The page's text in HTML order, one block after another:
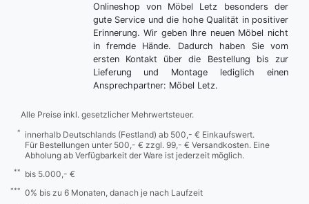
Onlineshop von Möbel Letz besonders der
gute Service und die hohe Qualität in positiver
Erinnerung. Wir geben Ihre neuen Möbel nicht
in fremde Hände. Dadurch haben Sie vom
ersten Kontakt über die Bestellung bis zur
Lieferung und Montage lediglich einen
Ansprechpartner: Möbel Letz.
Alle Preise inkl. gesetzlicher Mehrwertsteuer.
*
innerhalb Deutschlands (Festland) ab 500,- € Einkaufswert.
Für Bestellungen unter 500,- € zzgl. 99,- € Versandkosten. Eine
Abholung ab Verfügbarkeit der Ware ist jederzeit möglich.
** bis 5.000,- €
*** 0% bis zu 6 Monaten, danach je nach Laufzeit